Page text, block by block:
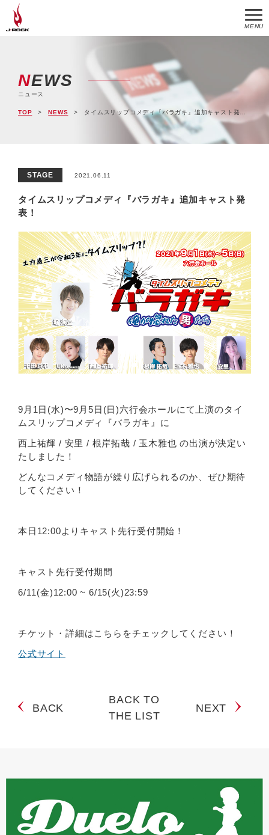
MENU
NEWS
ニュース
TOP NEWS タイムスリップコメディ『バラガキ』追加キャスト発表！
STAGE 2021.06.11
タイムスリップコメディ『バラガキ』追加キャスト発
表！
9月1日(水)〜9月5日(日)六行会ホールにて上演のタイ
ムスリップコメディ『バラガキ』に
西上祐輝 / 安里 / 根岸拓哉 / 玉木雅也 の出演が決定い
たしました！
どんなコメディ物語が繰り広げられるのか、ぜひ期待
してください！
本日12:00よりキャスト先行受付開始！
キャスト先行受付期間
6/11(金)12:00 ~ 6/15(火)23:59
チケット・詳細はこちらをチェックしてください！
公式サイト
BACK
BACK TO
THE LIST
NEXT